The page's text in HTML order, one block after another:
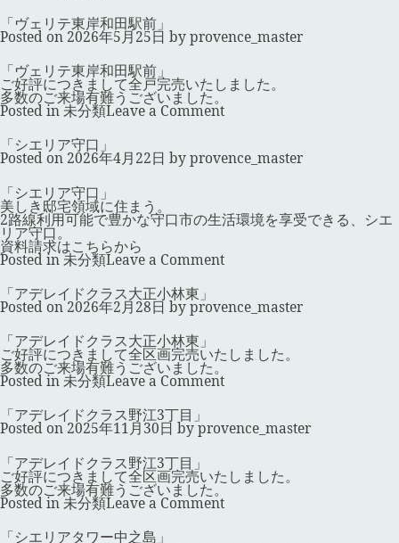
ー
か
も
ず
駅
「ヴェリテ東岸和田駅前」
Posted on 2026年5月25日 byprovence_master
「ヴェリテ東岸和田駅前」
ご好評につきまして全戸完売いたしました。
多数のご来場有難うございました。
Posted in未分類Leave a Commenton
テ
田
駅
「シエリア守口」
Posted on 2026年4月22日 byprovence_master
「シエリア守口」
美しき邸宅領域に住まう。
2路線利用可能で豊かな守口市の生活環境を享受できる、シエ
リア守口。
資料請求はこちらから
Posted in未分類Leave a Commenton
「シ
ア
「アデレイドクラス大正小林東」
Posted on2026年2月28日 byprovence_master
「アデレイドクラス大正小林東」
ご好評につきまして全区画完売いたしました。
多数のご来場有難うございました。
Posted in未分類Leave a Commenton
イ
ラ
ス
大
正
「アデレイドクラス野江3丁目」
Posted on2025年11月30日 byprovence_master
「アデレイドクラス野江3丁目」
ご好評につきまして全区画完売いたしました。
多数のご来場有難うございました。
Posted in未分類Leave a Commenton
「ア
「シエリアタワー中之島」